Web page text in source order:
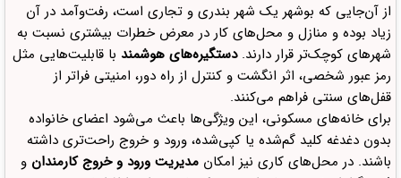
از آن‌جایی که بوشهر یک شهر بندری و تجاری است، رفت‌وآمد در آن
زیاد بوده و منازل و محل‌های کار در معرض خطرات بیشتری نسبت به
شهرهای کوچک‌تر قرار دارند.دستگیره‌های هوشمند با قابلیت‌هایی مثل
رمز عبور شخصی، اثر انگشت و کنترل از راه دور، امنیتی فراتر از
قفل‌های سنتی فراهم می‌کنند.
برای خانه‌های مسکونی، این ویژگی‌ها باعث می‌شود اعضای خانواده
بدون دغدغه کلید گم‌شده یا کپی‌شده، ورود و خروج راحت‌تری داشته
باشند. در محل‌های کاری نیز امکان مدیریت ورود و خروج کارمندان و